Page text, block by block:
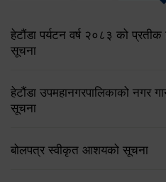
हेटौंडा पर्यटन वर्ष २०८३ को प्रतीक
सूचना
हेटौंडा उपमहानगरपालिकाको नगर
सूचना
बोलपत्र स्वीकृत आशयको सूचना